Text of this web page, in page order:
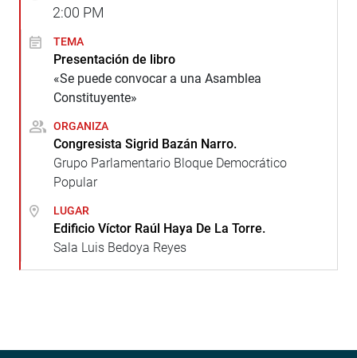
2:00 PM
TEMA
Presentación de libro
«Se puede convocar a una Asamblea
Constituyente»
ORGANIZA
Congresista Sigrid Bazán Narro.
Grupo Parlamentario Bloque Democrático
Popular
LUGAR
Edificio Víctor Raúl Haya De La Torre.
Sala Luis Bedoya Reyes